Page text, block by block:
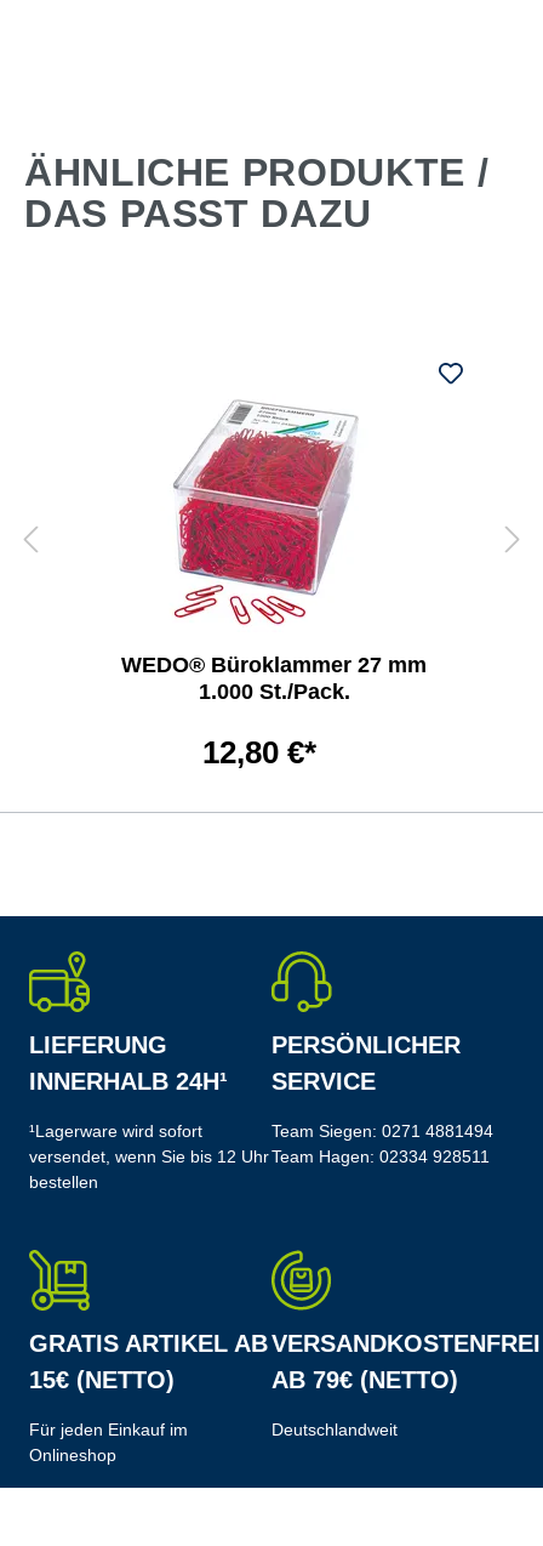
ÄHNLICHE PRODUKTE /
DAS PASST DAZU
WEDO® Büroklammer 27 mm
1.000 St./Pack.
12,80 €*
LIEFERUNG
INNERHALB 24H¹
¹Lagerware wird sofort
versendet, wenn Sie bis 12 Uhr
bestellen
PERSÖNLICHER
SERVICE
Team Siegen: 0271 4881494
Team Hagen: 02334 928511
GRATIS ARTIKEL AB
15€ (NETTO)
Für jeden Einkauf im
Onlineshop
VERSANDKOSTENFREI
AB 79€ (NETTO)
Deutschlandweit